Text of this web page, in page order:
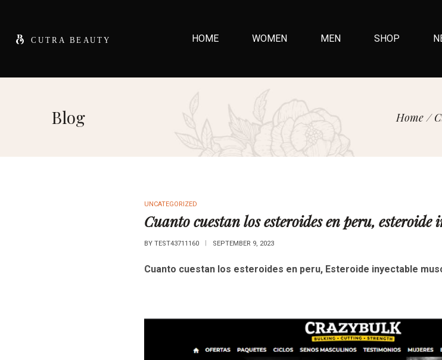
HOME WOMEN MEN SHOP
Blog Home /
UNCATEGORIZED
Cuanto cuestan los esteroides en peru,
BY TEST43711160 SEPTEMBER 9, 2023
Cuanto cuestan los esteroides en peru, Esteroide inyectable